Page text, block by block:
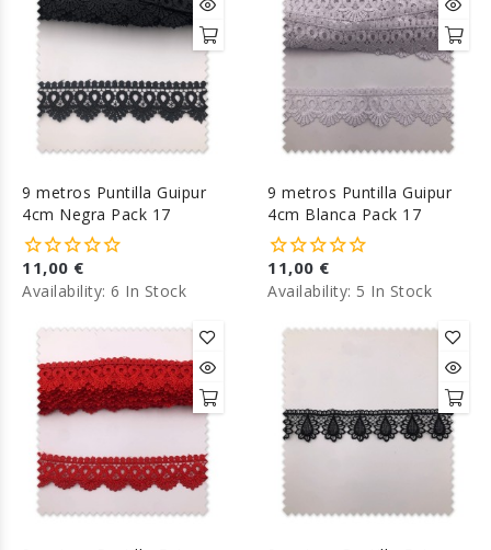
9 metros Puntilla Guipur
4cm Negra Pack 17
11,00 €
Availability: 6 In Stock
9 metros Puntilla Guipur
4cm Blanca Pack 17
11,00 €
Availability: 5 In Stock